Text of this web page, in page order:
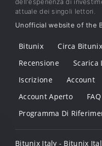
attuale dei singoli lettori.
Unofficial website of the
Bitunix Circa Bitunix
Recensione
Scarica
Iscrizione
Account
Account Aperto
FAQ
Programma Di
Bitunix Italy - Bitunix